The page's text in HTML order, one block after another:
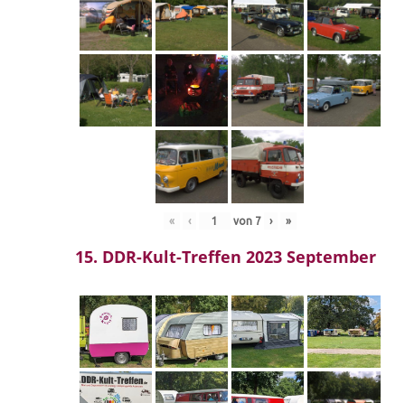
« ‹ von 7 › »
15. DDR-Kult-Treffen 2023 September